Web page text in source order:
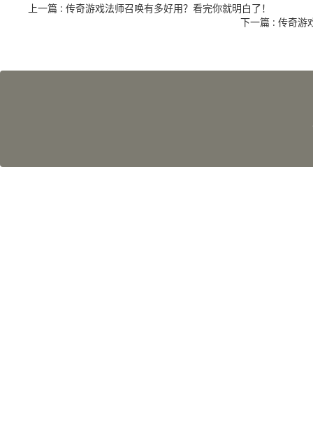
上一篇 : 传奇游戏法师召唤有多好用？看完你就明白了！
下一篇 : 传奇游